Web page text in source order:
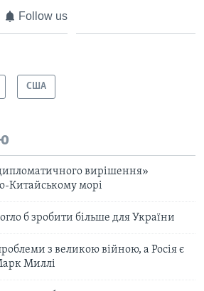
Follow us
США
вирішення»
Китайському морі
б зробити більше для України
з великою війною, а Росія є
Миллі